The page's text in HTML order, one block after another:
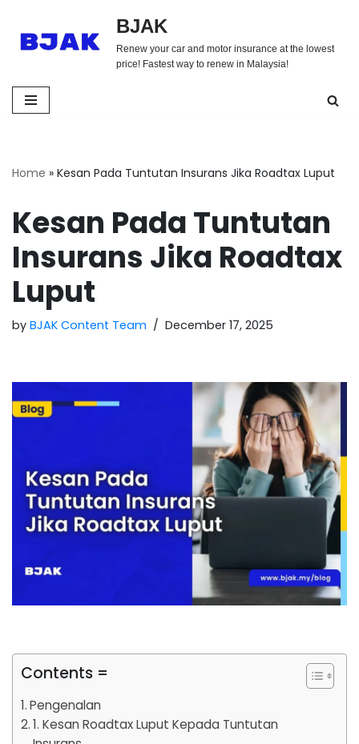
Skip
BJAK
Renew your car and motor insurance at the lowest
price! Fastest way to renew in Malaysia!
Home » Kesan Pada Tuntutan Insurans Jika Roadtax Luput
Kesan Pada Tuntutan
Insurans Jika Roadtax
Luput
by BJAK Content Team December 17, 2025
Contents =
Pengenalan
1. Kesan Roadtax Luput Kepada Tuntutan